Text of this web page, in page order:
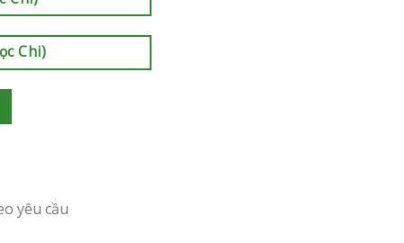
Chi)
yêu cầu